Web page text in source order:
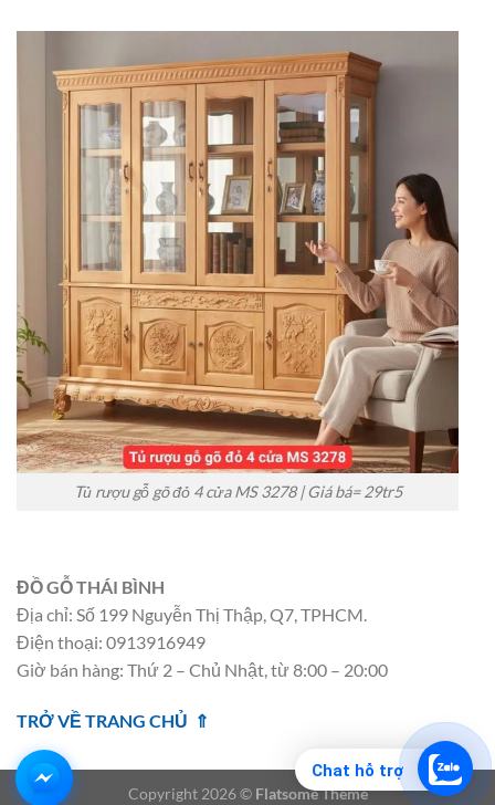
Chat hỗ trợ
Tủ rượu gỗ gõ đỏ 4 cửa MS 3278 | Giá bá= 29tr5
ĐỒ GỖ THÁI BÌNH
Địa chỉ: Số 199 Nguyễn Thị Thập, Q7, TPHCM.
Điện thoại: 0913916949
Giờ bán hàng: Thứ 2 – Chủ Nhật, từ 8:00 – 20:00
TRỞ VỀ TRANG CHỦ ⇑
Copyright 2026 © Flatsome Theme